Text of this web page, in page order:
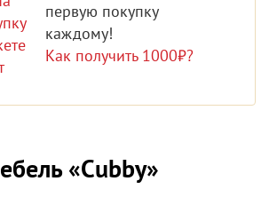
первую покупку
каждому!
Как получить 1000₽?
«Cubby»